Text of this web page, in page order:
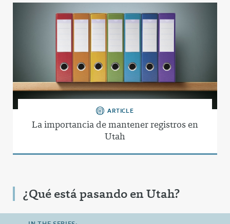
ARTICLE
La importancia de mantener registros en
Utah
¿Qué está pasando en Utah?